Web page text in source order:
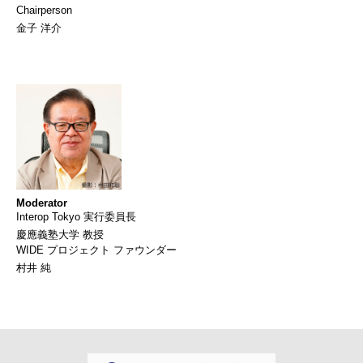
Chairperson
金子 洋介
Moderator
Interop Tokyo 実行委員長
慶應義塾大学 教授
WIDE プロジェクト ファウンダー
村井 純